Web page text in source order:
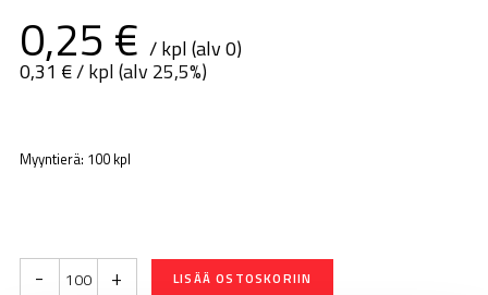
0,25€ / kpl (alv 0)
0,31 €/ kpl (alv 25,5%)
Myyntierä: 100 kpl
- + LISÄÄ OSTOSKORIIN